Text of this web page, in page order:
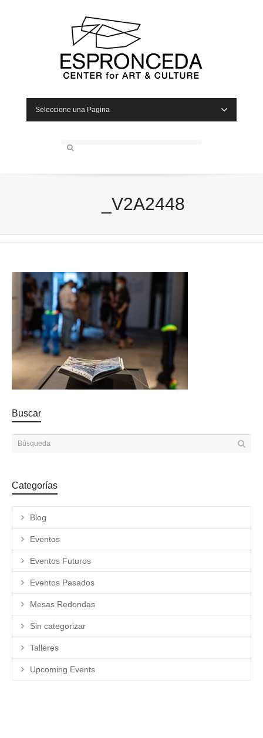
Seleccione una Pagina
_V2A2448
Buscar
Categorías
Blog
Eventos
Eventos Futuros
Eventos Pasados
Mesas Redondas
Sin categorizar
Talleres
Upcoming Events